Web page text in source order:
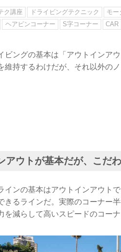
ク講座 ドライビングテクニック モー
ヘアピンコーナー S字コーナー CAR
ビングの基本は「アウトインア
維持するわけだが、それ以外のノ
アウトが基本だが、こだ
インの基本はアウトインアウト
きるラインだ。実際のコーナー
を減らして高いスピードのコーナ